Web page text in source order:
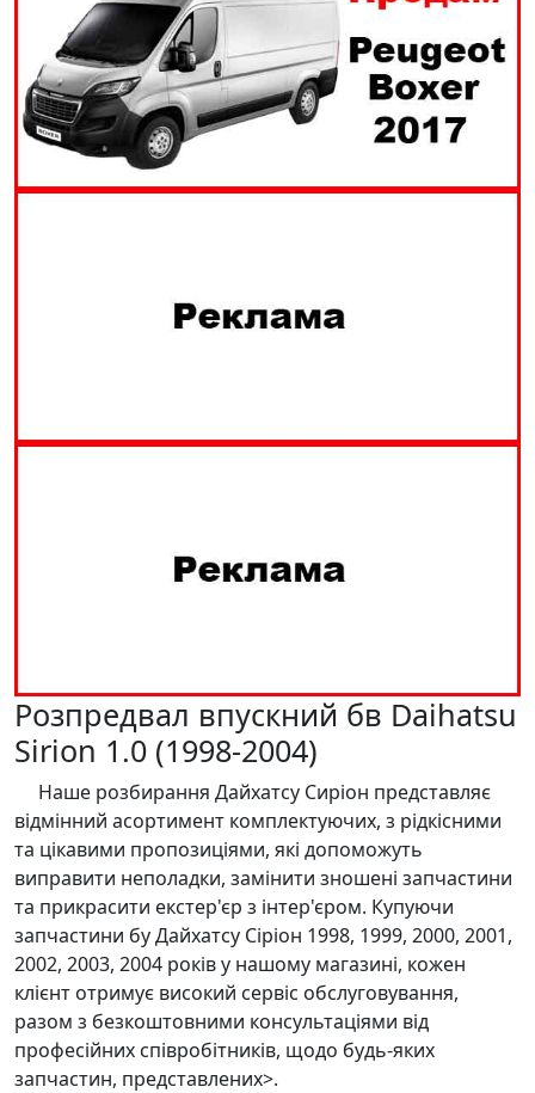
Розпредвал впускний бв Daihatsu
Sirion 1.0 (1998-2004)
Наше розбирання Дайхатсу Сиріон представляє
відмінний асортимент комплектуючих, з рідкісними
та цікавими пропозиціями, які допоможуть
виправити неполадки, замінити зношені запчастини
та прикрасити екстер'єр з інтер'єром. Купуючи
запчастини бу Дайхатсу Сіріон 1998, 1999, 2000, 2001,
2002, 2003, 2004 років у нашому магазині, кожен
клієнт отримує високий сервіс обслуговування,
разом з безкоштовними консультаціями від
професійних співробітників, щодо будь-яких
запчастин, представлених>.